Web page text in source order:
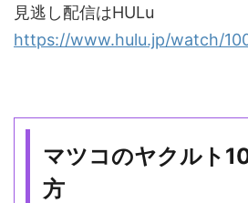
見逃し配信はHULu
https://www.hulu.jp/watch/
マツコのヤクルト
方